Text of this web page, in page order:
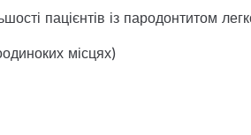
пацієнтів із пародонтитом
місцях)